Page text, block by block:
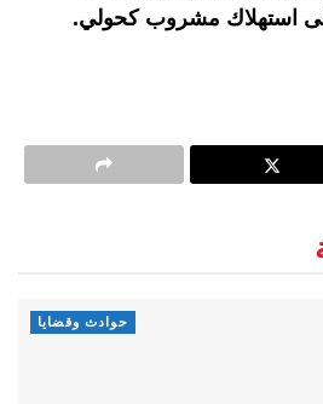
استهلاك مشروب كحولي.
حوادث وقضايا